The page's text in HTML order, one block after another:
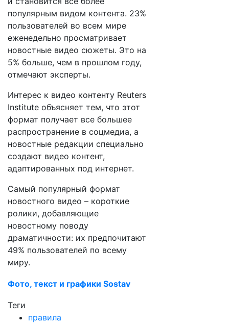
популярным видом контента. 23%
пользователей во всем мире
еженедельно просматривает
новостные видео сюжеты. Это на
5% больше, чем в прошлом году,
отмечают эксперты.
Интерес к видео контенту Reuters
Institute объясняет тем, что этот
формат получает все большее
распространение в соцмедиа, а
новостные редакции специально
создают видео контент,
адаптированных под интернет.
Самый популярный формат
новостного видео – короткие
ролики, добавляющие
новостному поводу
драматичности: их предпочитают
49% пользователей по всему
миру.
Фото, текст и графики Sostav
Теги
правила